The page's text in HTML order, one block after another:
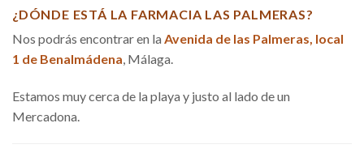
¿DÓNDE ESTÁ LA FARMACIA LAS PALMERAS?
Nos podrás encontrar en la Avenida de las Palmeras, local
1 de Benalmádena, Málaga.
Estamos muy cerca de la playa y justo al lado de un
Mercadona.